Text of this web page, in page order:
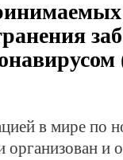
в мире по
и